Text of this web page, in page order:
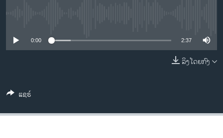
ເອເຊຍ
ຊຸມຊົນຊາວລາວ
ວິທະຍາສາດ-ເທັກໂນໂລຈີ
0:00 2:37
ລິງໂດຍກົງ
ແຊຣ໌